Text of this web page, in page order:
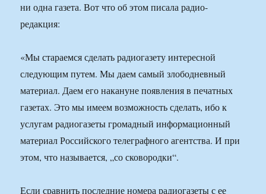
ни одна газета. Вот что об этом писала радио-
редакция:
«Мы стараемся сделать радиогазету интересной
следующим путем. Мы даем самый злободневный
материал. Даем его накануне появления в печатных
газетах. Это мы имеем возможность сделать, ибо к
услугам радиогазеты громадный информационный
материал Российского телеграфного агентства. И при
этом, что называется, „со сковородки“.
Если сравнить последние номера радиогазеты с ее